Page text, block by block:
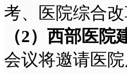
考、医院综合
（2）西部医院
会议将邀请医